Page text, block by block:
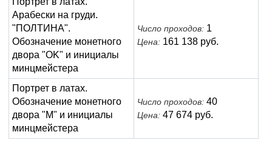
Арабески на груди.
"ПОЛТИНА".
Обозначение монетного
двора "OK" и инициалы
минцмейстера
Число проходов: 1
Цена: 161 138 руб.
Портрет в латах.
Обозначение монетного
двора "M" и инициалы
минцмейстера
Число проходов: 40
Цена: 47 674 руб.